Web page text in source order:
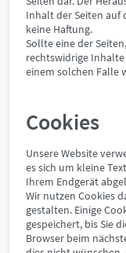
Inhalt der Seiten
keine Haftung.
Sollte eine der
rechtswidrige
einem solchen Falle
Cookies
Unsere Website
es sich um kleine
Ihrem Endgerät
Wir nutzen Cookies
gestalten. Einige
gespeichert, bis Sie
Browser beim